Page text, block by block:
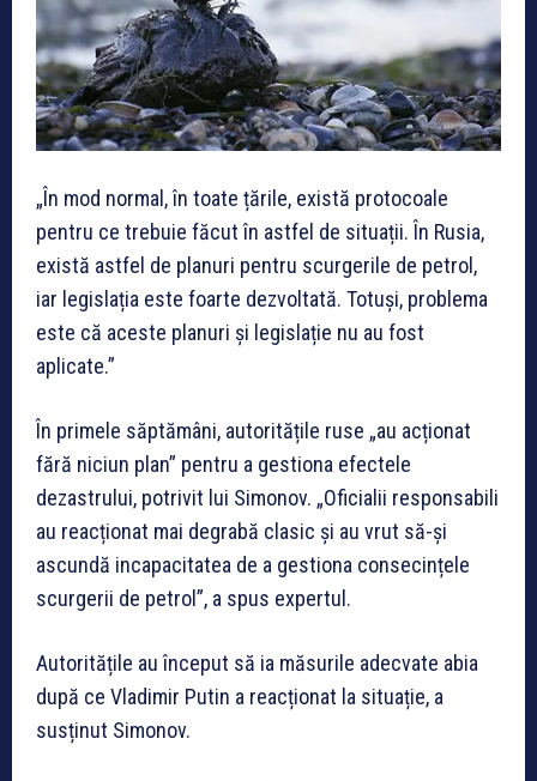
„În mod normal, în toate țările, există protocoale
pentru ce trebuie făcut în astfel de situații. În Rusia,
există astfel de planuri pentru scurgerile de petrol,
iar legislația este foarte dezvoltată. Totuși, problema
este că aceste planuri și legislație nu au fost
aplicate.”
În primele săptămâni, autoritățile ruse „au acționat
fără niciun plan” pentru a gestiona efectele
dezastrului, potrivit lui Simonov. „Oficialii responsabili
au reacționat mai degrabă clasic și au vrut să-și
ascundă incapacitatea de a gestiona consecințele
scurgerii de petrol”, a spus expertul.
Autoritățile au început să ia măsurile adecvate abia
după ce Vladimir Putin a reacționat la situație, a
susținut Simonov.